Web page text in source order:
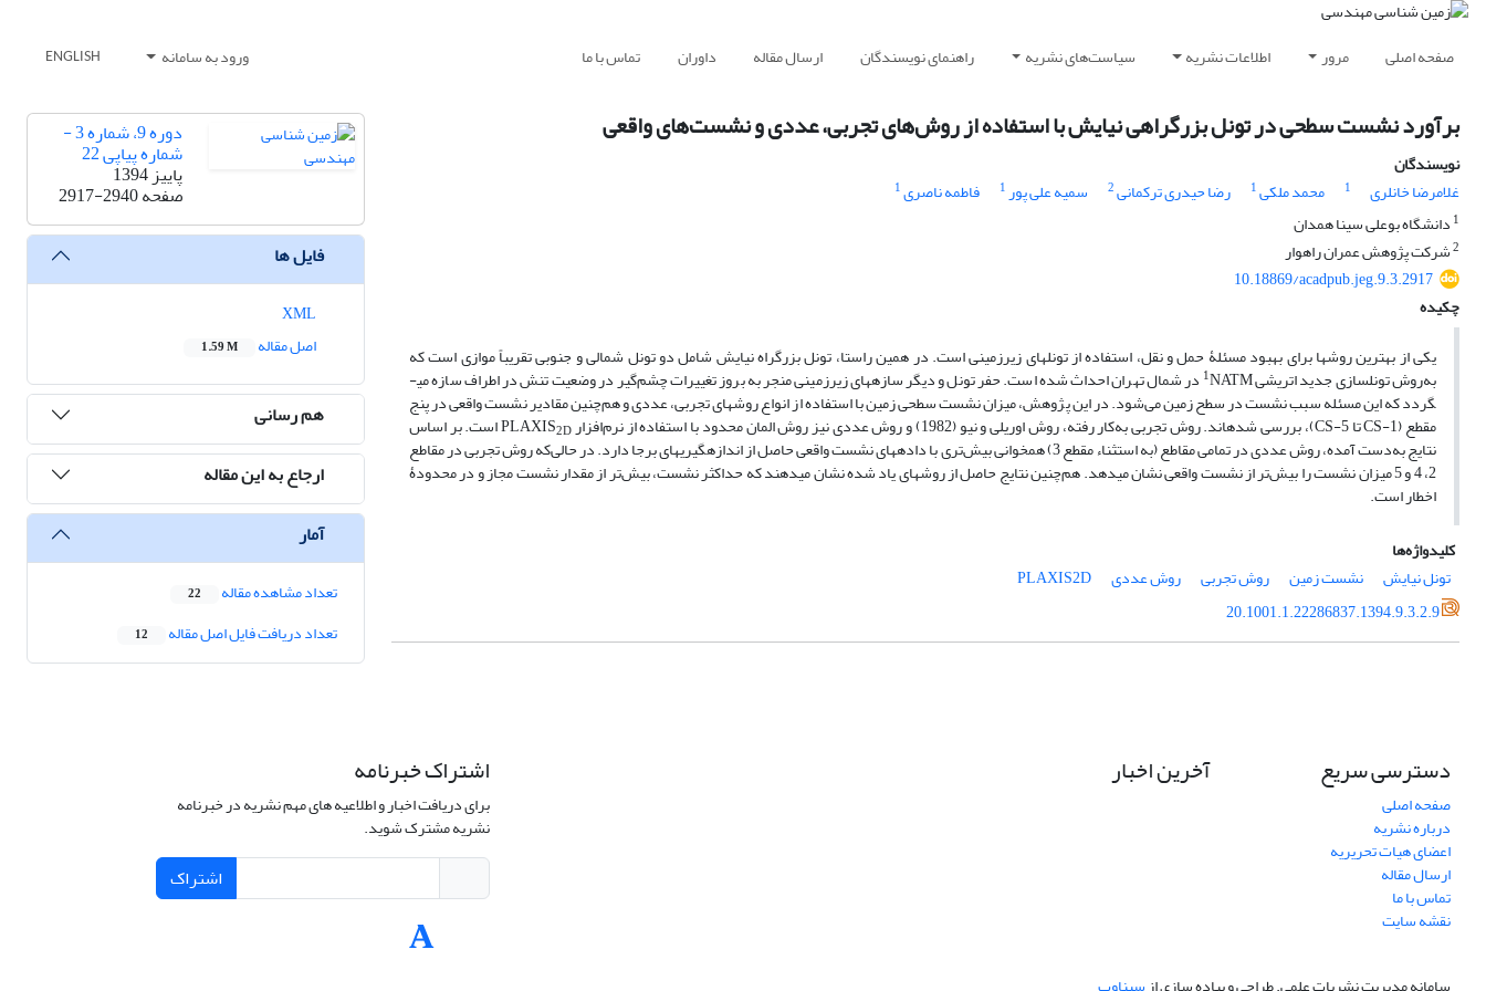
صفحه اصلی مرور اطلاعات نشریه سیاست‌های نشریه راهنمای نویسندگان ارسال مقاله داوران تماس با ما ورود به سامانه ENGLISH
برآورد نشست سطحی در تونل بزرگراهی نیایش با استفاده از روش‌های تجربی، عددی و نشست‌های واقعی
نویسندگان
غلامرضا خانلری
1 محمد ملکی1 رضا حیدری ترکمانی2 سمیه علی پور1 فاطمه ناصری1
1 دانشگاه بوعلی سینا همدان
2شرکت پژوهش عمران راهوار
10.18869/acadpub.jeg.9.3.2917
چکیده
یکی از بهترین روش­ها برای بهبود مسئلۀ حمل و نقل، استفاده از تونل­های زیرزمینی است. در همین راستا، تونل بزرگراه نیایش شامل دو تونل شمالی و جنوبی تقریباً موازی است که
به‌روش تونل­سازی جدید اتریشی 1
NATM در شمال تهران احداث شده است. حفر تونل و دیگر سازه­های زیرزمینی منجر به بروز تغییرات چشم‌گیر در وضعیت تنش در اطراف سازه می­
گردد که این مسئله سبب نشست­ در سطح زمین می‌شود. در این پژوهش، میزان نشست سطحی زمین با استفاده از انواع روش­های تجربی، عددی و هم‌چنین مقادیر نشست واقعی در پنج
مقطع (CS-1 تا CS-5)، بررسی شده­اند. روش تجربی به‌کار رفته، روش اوریلی و نیو (1982) و روش عددی نیز روش المان محدود با استفاده از نرم‌افزار PLAXIS 2D است. بر اساس
نتایج به‌دست آمده، روش عددی در تمامی مقاطع (به استثناء مقطع 3) هم­خوانی بیش‌تری با داده­های نشست واقعی حاصل از اندازه­گیری­های برجا دارد. در حالی‌که روش تجربی در مقاطع
2، 4 و 5 میزان نشست را بیش‌تر از نشست واقعی نشان می­دهد. هم‌چنین نتایج حاصل از روش­های یاد شده نشان می­دهند که حداکثر نشست، بیش‌تر از مقدار نشست مجاز و در محدودۀ
اخطار است.
کلیدواژه‌ها
تونل نیایش
نشست زمین روش تجربی روش عددی
PLAXIS2D
20.1001.1.22286837.1394.9.3.2.9
دوره 9، شماره 3 -
شماره پیاپی 22
پاییز 1394
صفحه2917-2940
فایل ها
اصل مقاله
1.59 M
هم رسانی
ارجاع به این مقاله
آمار
تعداد مشاهده مقاله 22
تعداد دریافت فایل اصل مقاله 12
دسترسی سریع
صفحه اصلی
درباره نشریه
اعضای هیات تحریریه
ارسال مقاله
تماس با ما
نقشه سایت
آخرین اخبار اشتراک خبرنامه
برای دریافت اخبار و اطلاعیه های مهم نشریه در خبرنامه
نشریه مشترک شوید.
اشتراک